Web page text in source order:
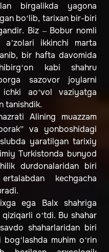
birgalikda yagona
bo‘lib, tarixan bir-biri
Biz – Bobur nomli
ikkinchi marta
bir hafta davomida
kabi shahru
sazovor joylarni
ao‘vol vaziyatga
tanishdik.
Alining muazzam
va yonboshidagi
yaratilgan tarixiy
Turkistonda bunyod
durdonalaridan biri
kechgacha
ega Balx shahriga
o‘tdi. Bu shahar
shaharlaridan biri
muhim o‘rin